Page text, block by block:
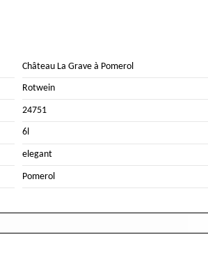
Château La Grave à Pomerol
Rotwein
24751
6l
elegant
Pomerol